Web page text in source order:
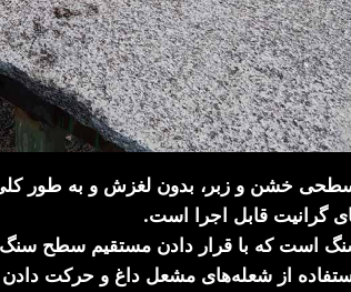
خشن و زبر، بدون لغزش و به طور کلی
گرانیت قابل اجرا است.
است که با قرار دادن مستقیم سطح
از شعله‌های مشعل داغ و حرکت